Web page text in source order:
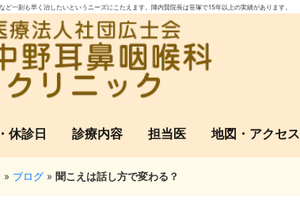
一刻も早く治したいというニーズにこたえます。陣内賢院長は笹塚で15年以上の実績があります。
休診日 診療内容 担当医 地図・アクセス
» ブログ » 聞こえは話し方で変わる？